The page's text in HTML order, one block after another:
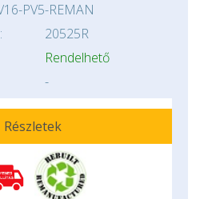
PV5-REMAN
20525R
Rendelhető
-
Részletek